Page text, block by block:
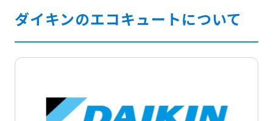
ダイキンのエコキュートについて